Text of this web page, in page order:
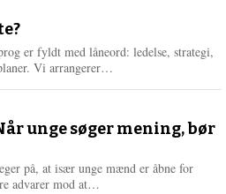
er fyldt med låneord: ledelse, strategi,
Vi arrangerer…
e
unge søger mening, bør
på, at især unge mænd er åbne for
advarer mod at…